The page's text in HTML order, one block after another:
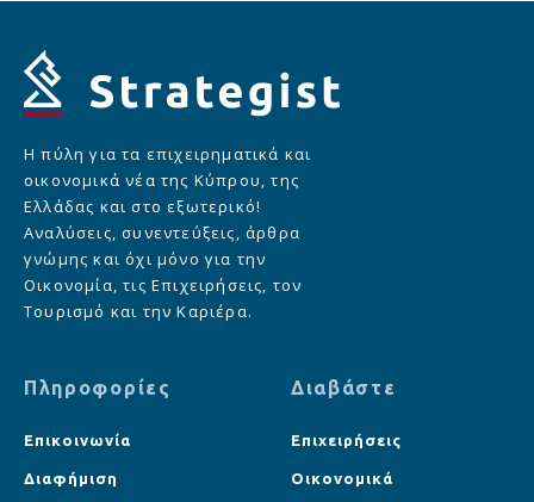
Η πύλη για τα επιχειρηματικά και
οικονομικά νέα της Κύπρου, της
Ελλάδας και στο εξωτερικό!
Αναλύσεις, συνεντεύξεις, άρθρα
γνώμης και όχι μόνο για την
Οικονομία, τις Επιχειρήσεις, τον
Τουρισμό και την Καριέρα.
Πληροφορίες
Επικοινωνία
Διαφήμιση
Διαβάστε
Επιχειρήσεις
Οικονομικά